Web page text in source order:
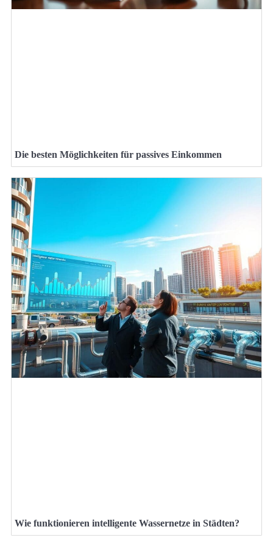
Die besten Möglichkeiten für passives Einkommen
Wie funktionieren intelligente Wassernetze in Städten?